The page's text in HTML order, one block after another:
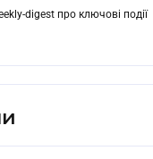
digest про ключові події